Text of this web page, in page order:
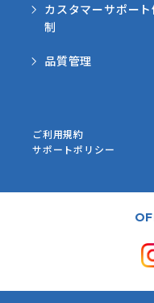
カスタマーサポート
制
品質管理
ご利用規約
サポートポリシー